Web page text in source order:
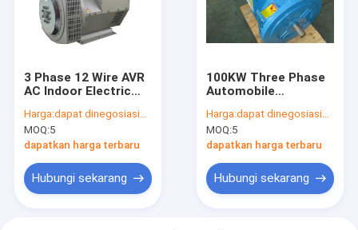
3 Phase 12 Wire AVR
AC Indoor Electric
3000RPM 3600RPM
Harga:dapat dinegosiasikan
MOQ:5
dapatkan harga terbaru
Hubungi sekarang
100KW Three Phase
Automobile
For Connection
Harga:dapat dinegosiasikan
MOQ:5
dapatkan harga terbaru
Hubungi sekarang